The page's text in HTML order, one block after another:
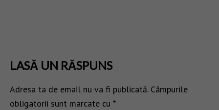
LASĂ UN RĂSPUNS
Adresa ta de email nu va fi publicată. Câmpurile
obligatorii sunt marcate cu *